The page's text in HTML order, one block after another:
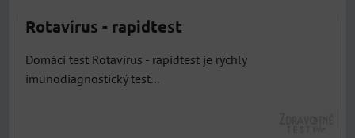
Rotavírus - rapidtest
Domáci test Rotavírus - rapidtest je rýchly
imunodiagnostický test...